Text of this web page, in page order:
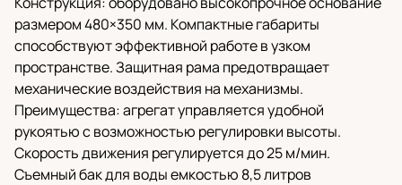
размером 480×350 мм. Компактные габариты
способствуют эффективной работе в узком
пространстве. Защитная рама предотвращает
механические воздействия на механизмы.
Преимущества: агрегат управляется удобной
рукоятью с возможностью регулировки высоты.
Скорость движения регулируется до 25 м/мин.
Съемный бак для воды емкостью 8,5 литров